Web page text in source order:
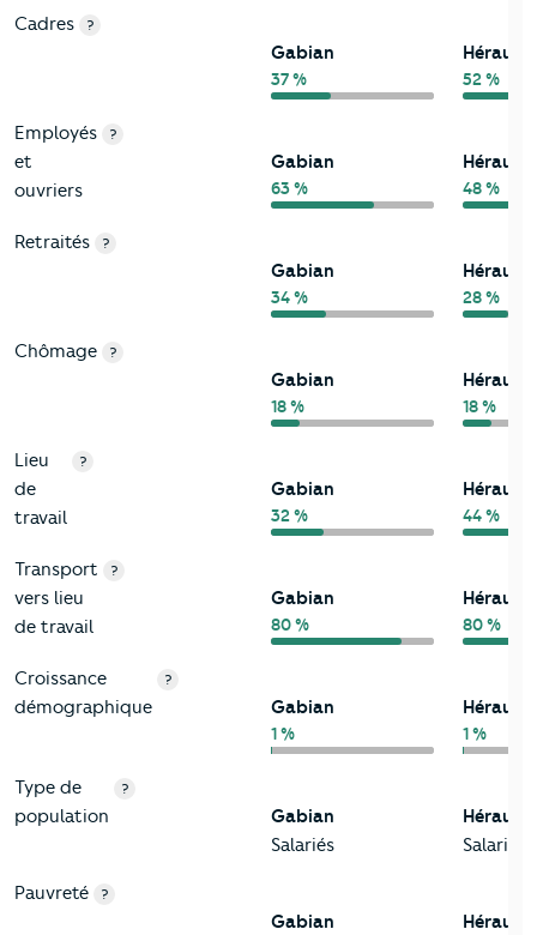
Cadres ?
Gabian
37 %
Hérault
52 %
Employés
et
ouvriers
?
Gabian
63 %
Hérault
48 %
Retraités ?
Gabian
34 %
Hérault
28 %
Chômage ?
Gabian
18 %
Hérault
18 %
Lieu
de
travail
?
Gabian
32 %
Hérault
44 %
Transport
vers lieu
de travail
?
Gabian
80 %
Hérault
80 %
Croissance
démographique
?
Gabian
1 %
Hérault
1 %
Type de
population
?
Gabian
Salariés
Hérault
Salariés
Pauvreté ?
Gabian
Hérault